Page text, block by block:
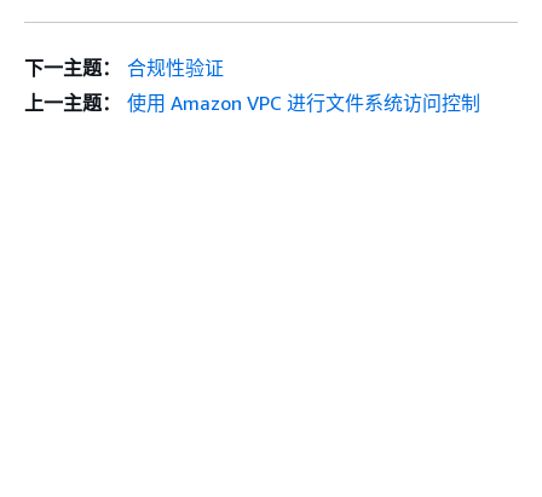
下一主题：
合规性验证
上一主题：
使用 Amazon VPC 进行文件系统访问控制